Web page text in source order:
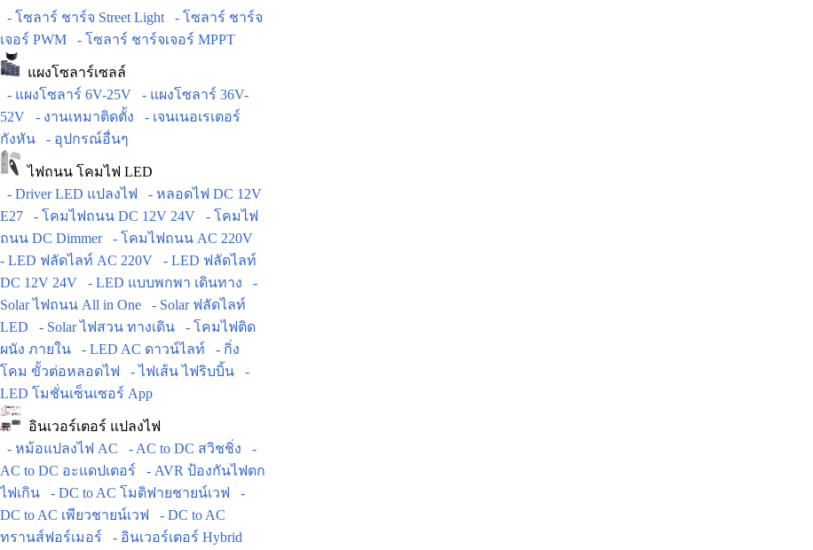
- โซลาร์ ชาร์จ Street Light
- โซลาร์ ชาร์จ
เจอร์ PWM
- โซลาร์ ชาร์จเจอร์ MPPT
แผงโซลาร์เซลล์
- แผงโซลาร์ 6V-25V
- แผงโซลาร์ 36V-
52V
- งานเหมาติดตั้ง
- เจนเนอเรเตอร์
กังหัน
- อุปกรณ์อื่นๆ
ไฟถนน โคมไฟ LED
- Driver LED แปลงไฟ
- หลอดไฟ DC 12V
E27
- โคมไฟถนน DC 12V 24V
- โคมไฟ
ถนน DC Dimmer
- โคมไฟถนน AC 220V
- LED ฟลัดไลท์ AC 220V
- LED ฟลัดไลท์
DC 12V 24V
- LED แบบพกพา เดินทาง
-
Solar ไฟถนน All in One
- Solar ฟลัดไลท์
LED
- Solar ไฟสวน ทางเดิน
- โคมไฟติด
ผนัง ภายใน
- LED AC ดาวน์ไลท์
- กิ่ง
โคม ขั้วต่อหลอดไฟ
- ไฟเส้น ไฟริบบิ้น
-
LED โมชั่นเซ็นเซอร์ App
อินเวอร์เตอร์ แปลงไฟ
- หม้อแปลงไฟ AC
- AC to DC สวิชชิ่ง
-
AC to DC อะแดปเตอร์
- AVR ป้องกันไฟตก
ไฟเกิน
- DC to AC โมดิฟายชายน์เวฟ
-
DC to AC เพียวชายน์เวฟ
- DC to AC
ทรานส์ฟอร์เมอร์
- อินเวอร์เตอร์ Hybrid